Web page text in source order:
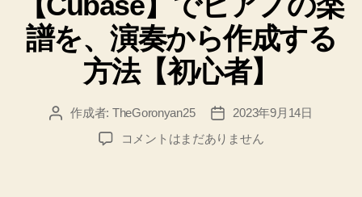
日
常
の
こ
と
リ
ー
譜を、演奏から作成する
方法【初心者】
投 作成者: TheGoronyan25
投
稿
日
2023年9月14日
【Cubase】
コメントはまだありません